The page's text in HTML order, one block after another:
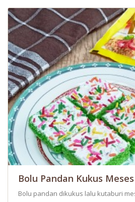
Bolu Pandan Kukus Meses
Bolu pandan dikukus lalu kutaburi